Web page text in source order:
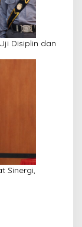
Disiplin dan
Sinergi,